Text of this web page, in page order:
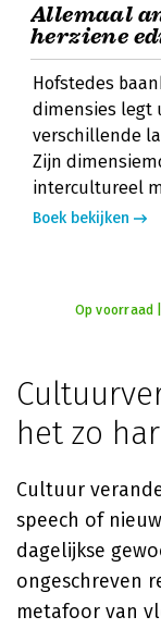
Allemaal
herziene
Hofstedes
dimensies legt
verschillende
Zijn
intercultureel
Boek bekijken
Op voorraad
het zo
Cultuur
speech of
dagelijkse
ongeschreven
metafoor van